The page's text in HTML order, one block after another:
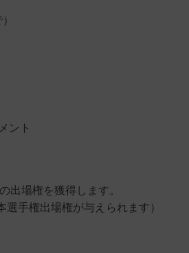
ント
出場権を獲得します。
手権出場権が与えられます）